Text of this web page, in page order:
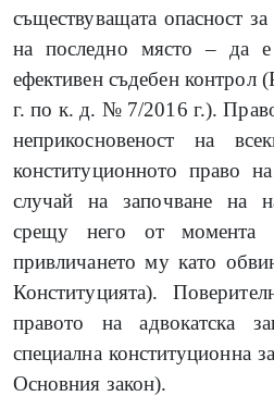
съществуващата опасност
на последно място – да
ефективен съдебен
г. по к. д. № 7/2016 г.).
неприкосновеност на
конституционното право
случай на започване на
срещу него от момента
привличането му като
Конституцията).
правото на адвокатска
специална конституционна
Основния закон).